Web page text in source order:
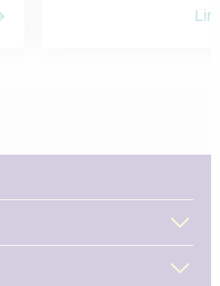
ne pas trouver d’offres.
risque de passer à côté
périodes de forte